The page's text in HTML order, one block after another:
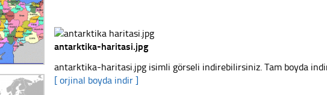
antarktika-haritasi.jpg
antarktika-haritasi.jpg isimli görseli indirebilirsiniz. Tam boyda
[ orjinal boyda indir ]